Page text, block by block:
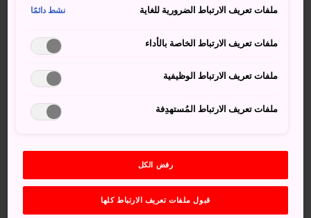
إكسبياري للتسوق على بُعد دقائق معدودة سيرًا على الأقدام من
محطة طوكيو
. كما
يمكن الوصول إلى المنتجعين بالحافلة أيضًا.
حقائق سريعة
تجربة لن تنساها في ديزني لاند طوكيو
ملفات تعريف الارتباط الضرورية للغاية نشط دائمًا
ملفات تعريف الارتباط الخاصة بالأداء
ملفات تعريف الارتباط الوظيفية
ملفات تعريف الارتباط المُستهدِفة
رفض الكل
قبول ملفات تعريف الارتباط كلها